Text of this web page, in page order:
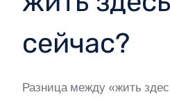
сейчас?
Разница между «жить